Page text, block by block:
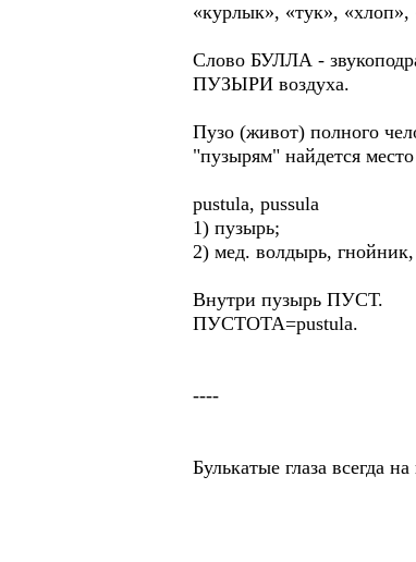
«курлык», «тук»,
Слово БУЛЛА -
ПУЗЫРИ воздуха.
Пузо (живот) полного
"пузырям" найдется
pustula, pussula
1) пузырь;
2) мед. волдырь,
Внутри пузырь ПУСТ.
ПУСТОТА=pustula.
----
Булькатые глаза всегда